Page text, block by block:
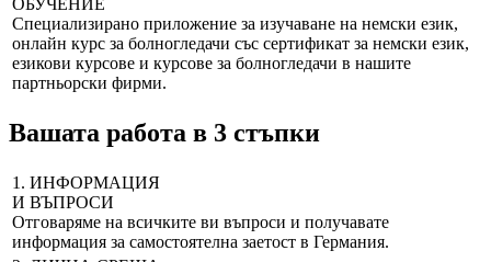
Специализирано приложение за изучаване на немски език,
онлайн курс за болногледачи със сертификат за немски език,
езикови курсове и курсове за болногледачи в нашите
партньорски фирми.
Вашата работа в 3 стъпки
1. ИНФОРМАЦИЯ
И ВЪПРОСИ
Отговаряме на всичките ви въпроси и получавате
информация за самостоятелна заетост в Германия.